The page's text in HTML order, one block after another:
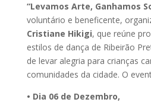
“Levamos Arte, Ganhamos
voluntário e beneficente,
Cristiane Hikigi, que reúne
estilos de dança de Ribeirão
de levar alegria para crianças
comunidades da cidade. O
• Dia 06 de Dezembro,